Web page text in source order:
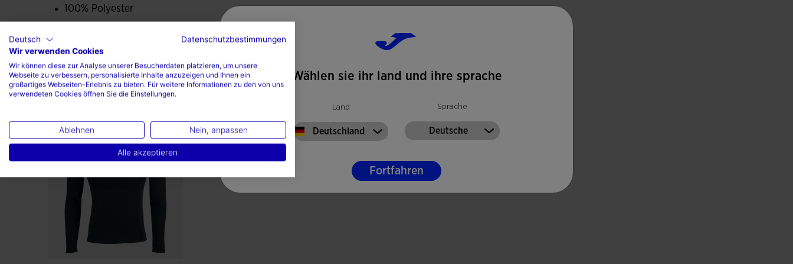
100% Polyester
Vervollständigen Sie den Look
Wählen sie ihr land und ihre sprache
Land
Deutschland
Sprache
Deutsche
Fortfahren
Deutsch
Datenschutzbestimmungen
Wir verwenden Cookies
Wir können diese zur Analyse unserer Besucherdaten platzieren, um unsere
Webseite zu verbessern, personalisierte Inhalte anzuzeigen und Ihnen ein
großartiges Webseiten-Erlebnis zu bieten. Für weitere Informationen zu den von uns
verwendeten Cookies öffnen Sie die Einstellungen.
Ablehnen Nein, anpassen
Alle akzeptieren